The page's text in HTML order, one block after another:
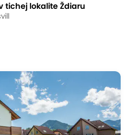
tichej lokalite Ždiaru